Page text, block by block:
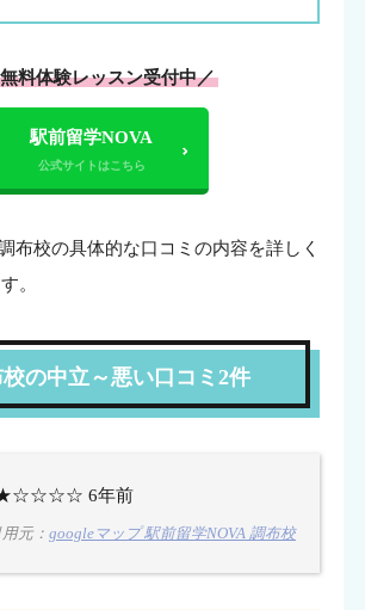
料体験レッスン受付中／
駅前留学NOVA
布校の具体的な口コミの内容を詳しく
。
の中立～悪い口コミ2件
6年前
用元：googleマップ 駅前留学NOVA 調布校